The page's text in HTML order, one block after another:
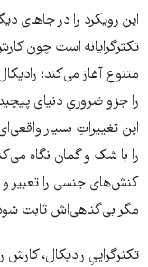
این رویکرد را در جاهای
تکثرگرایانه است چون
متنوع آغاز می‌کند؛
را جزوِ ضروریِ دنیای
این تغییراتِ بسیار
را با شک و گمان نگاه
کنش‌های جنسی را تعبیر
مگر بی‌گناهی‌اش ثابت
تکثرگراییِ رادیکال، کارش